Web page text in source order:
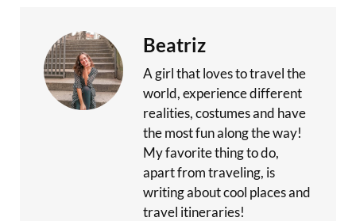
Beatriz
A girl that loves to travel the
world, experience different
realities, costumes and have
the most fun along the way!
My favorite thing to do,
apart from traveling, is
writing about cool places and
travel itineraries!